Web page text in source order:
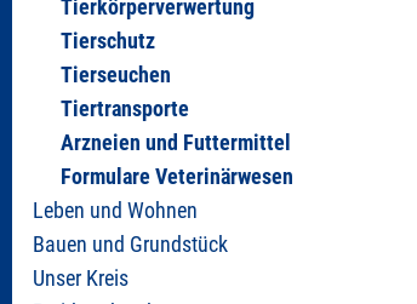
Tierkörperverwertung
Tierschutz
Tierseuchen
Tiertransporte
Arzneien und Futtermittel
Formulare Veterinärwesen
Leben und Wohnen
Bauen und Grundstück
Unser Kreis